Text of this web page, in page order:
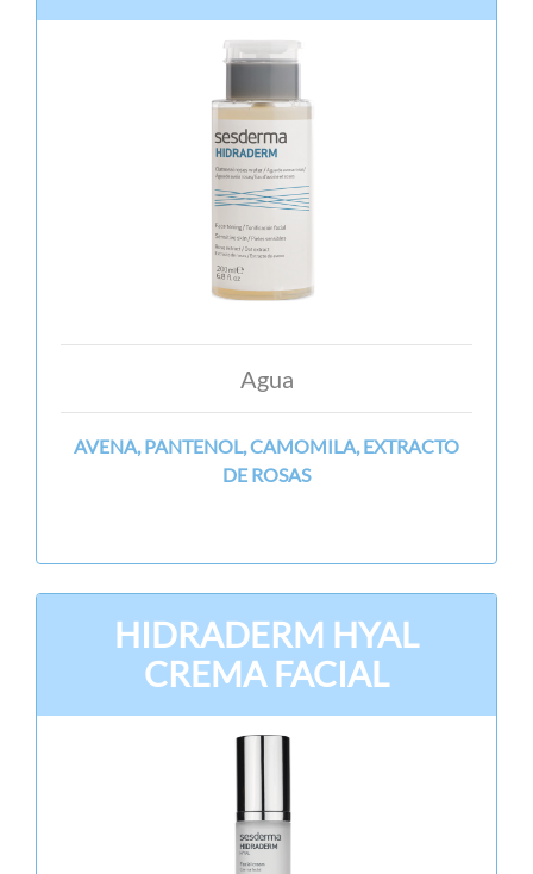
Agua
AVENA, PANTENOL, CAMOMILA, EXTRACTO
DE ROSAS
HIDRADERM HYAL
CREMA FACIAL